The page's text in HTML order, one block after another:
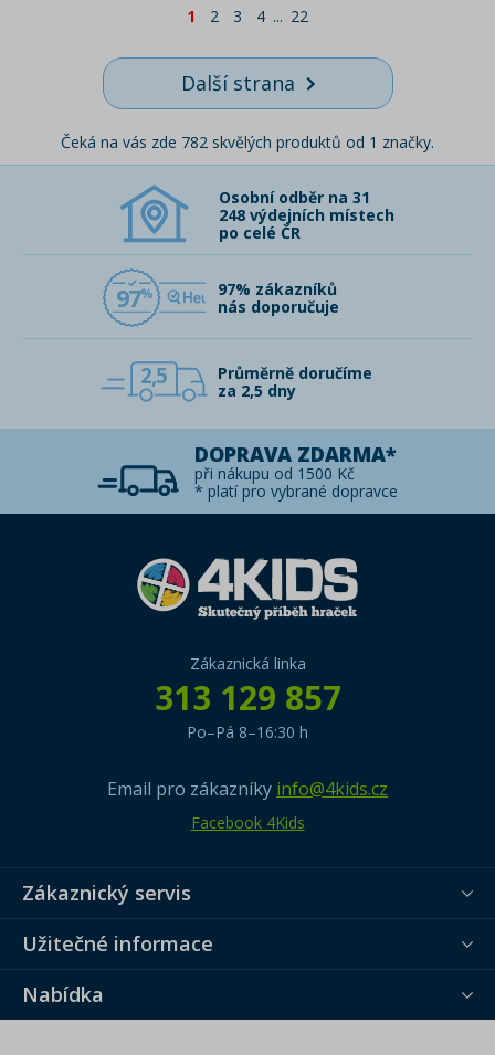
1
2 3 4 ... 22
Další strana
Čeká na vás zde 782 skvělých produktů od 1 značky.
Osobní odběr na 31
248 výdejních místech
po celé ČR
97
97% zákazníků
nás doporučuje
2,5
Průměrně doručíme
za 2,5 dny
DOPRAVA ZDARMA*
při nákupu od 1500 Kč
* platí pro vybrané dopravce
Zákaznická linka
313 129 857
Po–Pá 8–16:30 h
Email pro zákazníky info@4kids.cz
Facebook 4Kids
Zákaznický servis
Užitečné informace
Nabídka